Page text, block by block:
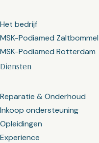
Diensten
Reparatie & Onderhoud
Inkoop ondersteuning
Opleidingen
Experience
Het bedrijf
MSK-Podiamed Zaltbommel
MSK-Podiamed Rotterdam